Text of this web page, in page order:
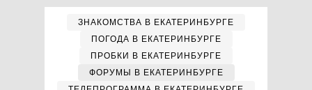
ЗНАКОМСТВА В ЕКАТЕРИНБУРГЕ
ПОГОДА В ЕКАТЕРИНБУРГЕ
ПРОБКИ В ЕКАТЕРИНБУРГЕ
ФОРУМЫ В ЕКАТЕРИНБУРГЕ